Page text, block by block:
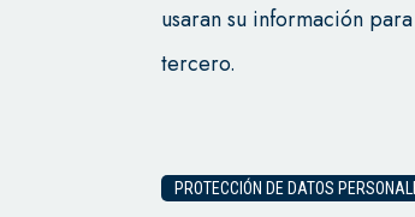
usaran su información
tercero.
PROTECCIÓN DE DATOS